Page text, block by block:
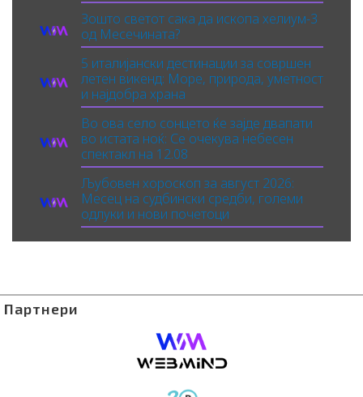
Зошто светот сака да ископа хелиум-3
од Месечината?
5 италијански дестинации за совршен
летен викенд: Море, природа, уметност
и најдобра храна
Во ова село сонцето ќе зајде двапати
во истата ноќ: Се очекува небесен
спектакл на 12.08
Љубовен хороскоп за август 2026:
Месец на судбински средби, големи
одлуки и нови почетоци
Партнери